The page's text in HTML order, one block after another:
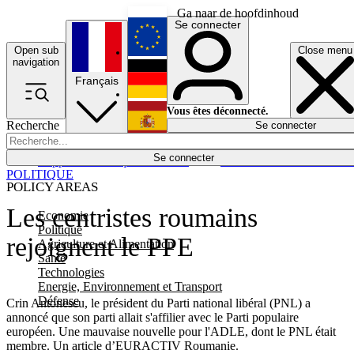
Ga naar de hoofdinhoud
Open sub
navigation
Close menu
Recherche
Se connecter
POLICY AREAS
Economie
Politique
Agriculture et Alimentation
Santé
Technologies
Energie, Environnement et Transport
Défense
Économie
Français
English
Deutsch
Español
Se connecter
Vous êtes déconnecté.
Se connecter
Les centristes roumains
rejoignent le PPE
Crin Antonescu, le président du Parti national libéral (PNL) a
annoncé que son parti allait s'affilier avec le Parti populaire
européen. Une mauvaise nouvelle pour l'ADLE, dont le PNL était
membre. Un article d’EURACTIV Roumanie.
POLITIQUE